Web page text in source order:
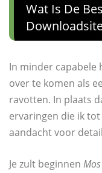
Wat Is De
In minder capabele
over te komen als
ravotten. In plaats
ervaringen die ik
aandacht voor
Je zult beginnen Mos